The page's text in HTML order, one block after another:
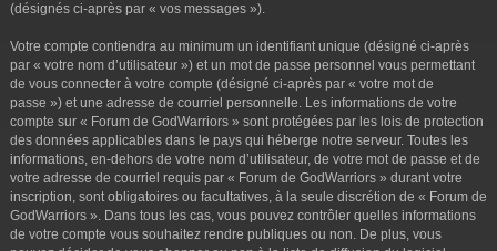
(désignés ci-après par « vos messages »).
Votre compte contiendra au minimum un identifiant unique (désigné ci-après
par « votre nom d’utilisateur ») et un mot de passe personnel vous permettant
de vous connecter à votre compte (désigné ci-après par « votre mot de
passe ») et une adresse de courriel personnelle. Les informations de votre
compte sur « Forum de GodWarriors » sont protégées par les lois de protection
des données applicables dans le pays qui héberge notre serveur. Toutes les
informations, en-dehors de votre nom d’utilisateur, de votre mot de passe et de
votre adresse de courriel requis par « Forum de GodWarriors » durant votre
inscription, sont obligatoires ou facultatives, à la seule discrétion de « Forum de
GodWarriors ». Dans tous les cas, vous pouvez contrôler quelles informations
de votre compte vous souhaitez rendre publiques ou non. De plus, vous